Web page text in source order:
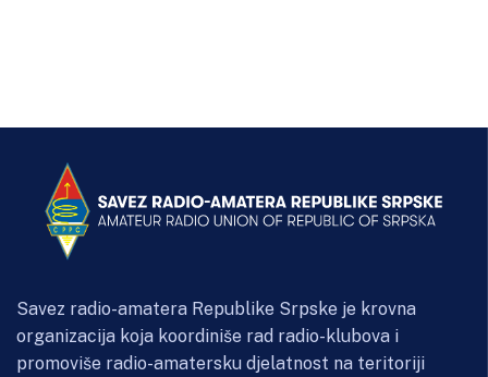
Savez radio-amatera Republike Srpske je krovna
organizacija koja koordiniše rad radio-klubova i
promoviše radio-amatersku djelatnost na teritoriji